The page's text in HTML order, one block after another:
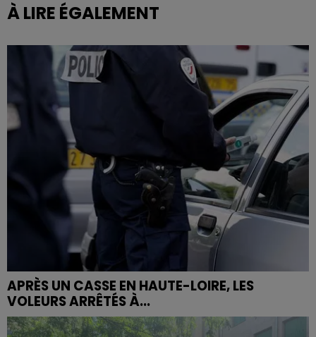
À LIRE ÉGALEMENT
APRÈS UN CASSE EN HAUTE-LOIRE, LES
VOLEURS ARRÊTÉS À...